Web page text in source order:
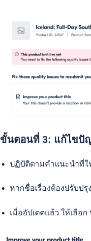
ขั้นตอนที่ 3: แก้ไขปั
ปฏิบัติตามคำแนะนำที่ใ
หากชื่อเรื่องต้องปรับป
เมื่ออัปเดตแล้ว ให้เลือก